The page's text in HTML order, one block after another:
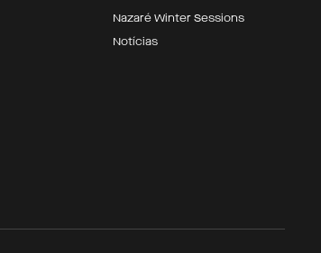
Nazaré Winter Sessions
Notícias